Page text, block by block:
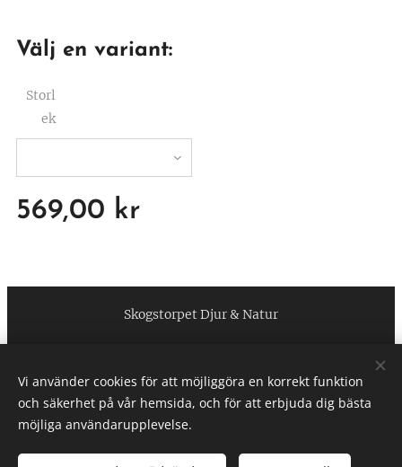
Välj en variant:
Storl
ek
569,00 kr
Skogstorpet Djur & Natur
Cookies
Vi använder cookies för att möjliggöra en korrekt funktion
och säkerhet på vår hemsida, och för att erbjuda dig bästa
möjliga användarupplevelse.